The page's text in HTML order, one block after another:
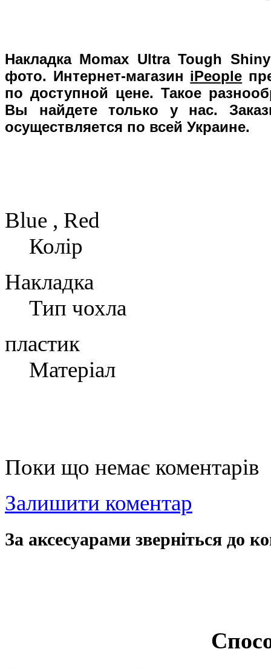
Накладка Momax Ultra Tough
фото. Интернет-магазин iPeople
по доступной цене. Такое
Вы найдете только у нас.
осуществляется по всей Украине.
Blue , Red
Колір
Накладка
Тип чохла
пластик
Матеріал
Поки що немає коментарів
Залишити коментар
За аксесуарами зверніться до